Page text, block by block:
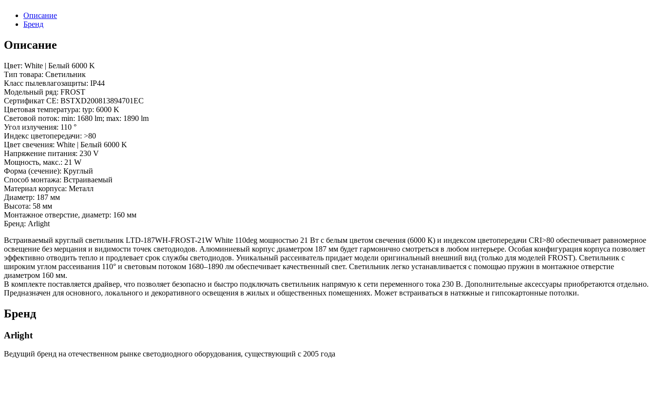
IP44
Металл,
года)
Описание
Бренд
Описание
Цвет: White | Белый 6000 K
Тип товара: Светильник
Класс пылевлагозащиты: IP44
Модельный ряд: FROST
Сертификат CE: BSTXD200813894701EC
Цветовая температура: typ: 6000 K
Световой поток: min: 1680 lm; max: 1890 lm
Угол излучения: 110 °
Индекс цветопередачи: >80
Цвет свечения: White | Белый 6000 K
Напряжение питания: 230 V
Мощность, макс.: 21 W
Форма (сечение): Круглый
Способ монтажа: Встраиваемый
Материал корпуса: Металл
Диаметр: 187 мм
Высота: 58 мм
Монтажное отверстие, диаметр: 160 мм
Бренд: Arlight
Встраиваемый круглый светильник LTD-187WH-FROST-21W White 110deg мощностью 21 Вт с белым цветом свечения (6000 К) и индексом цветопередачи CRI>80 обеспечивает равномерное
освещение без мерцания и видимости точек светодиодов. Алюминиевый корпус диаметром 187 мм будет гармонично смотреться в любом интерьере. Особая конфигурация корпуса позволяет
эффективно отводить тепло и продлевает срок службы светодиодов. Уникальный рассеиватель придает модели оригинальный внешний вид (только для моделей FROST). Светильник с
широким углом рассеивания 110° и световым потоком 1680–1890 лм обеспечивает качественный свет. Светильник легко устанавливается с помощью пружин в монтажное отверстие
диаметром 160 мм.
В комплекте поставляется драйвер, что позволяет безопасно и быстро подключать светильник напрямую к сети переменного тока 230 В. Дополнительные аксессуары приобретаются отдельно.
Предназначен для основного, локального и декоративного освещения в жилых и общественных помещениях. Может встраиваться в натяжные и гипсокартонные потолки.
Бренд
Arlight
Ведущий бренд на отечественном рынке светодиодного оборудования, существующий с 2005 года